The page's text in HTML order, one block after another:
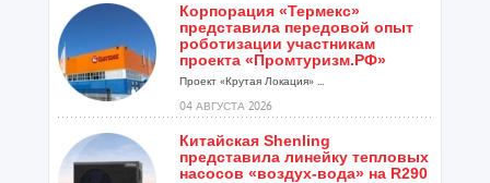
Корпорация «Термекс»
представила передовой опыт
роботизации участникам
проекта «Промтуризм.РФ»
Проект «Крутая Локация» ...
04 АВГУСТА 2026
Китайская Shenling
представила линейку тепловых
насосов «воздух-вода» на R290